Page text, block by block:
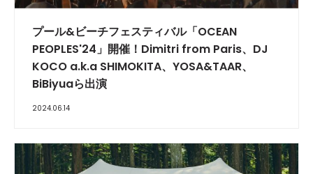
プール&ビーチフェスティバル「OCEAN
PEOPLES'24」開催！Dimitri from Paris、DJ
KOCO a.k.a SHIMOKITA、YOSA&TAAR、
BiBiyuaら出演
2024.06.14